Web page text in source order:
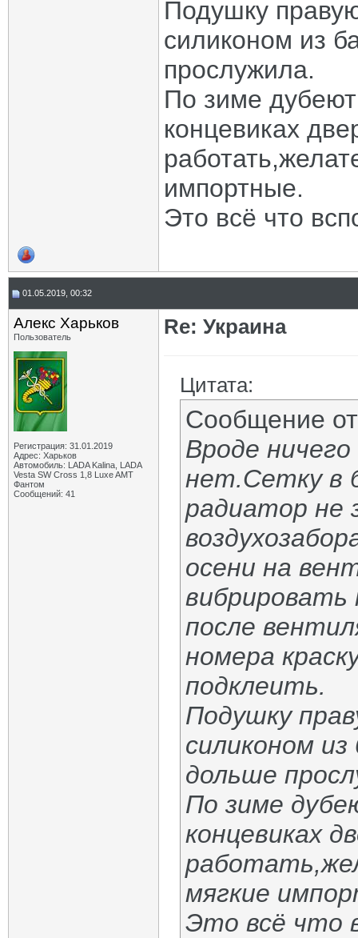
Подушку
силиконом из
прослужила.
По зиме
концевиках
импортные.
Это всё что
01.05.2019, 00:32
Алекс Харьков
Пользователь
Регистрация: 31.01.2019
Адрес: Харьков
Автомобиль: LADA Kalina, LADA
Vesta SW Cross 1,8 Luxe AMT
Фантом
Сообщений: 41
Re: Украина
Цитата:
Сообщение
Вроде
нет.Сетку в
радиатор не
осени на
после
номера
подклеить.
Подушку
силиконом
дольше
По зиме
концевиках
мягкие
Это всё что